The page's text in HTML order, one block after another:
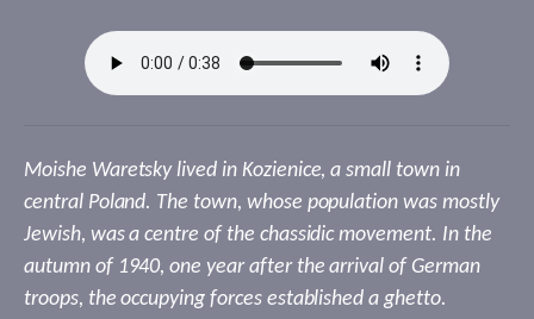
Moishe Waretsky lived in Kozienice, a small town in
central Poland. The town, whose population was mostly
Jewish, was a centre of the chassidic movement. In the
autumn of 1940, one year after the arrival of German
troops, the occupying forces established a ghetto.